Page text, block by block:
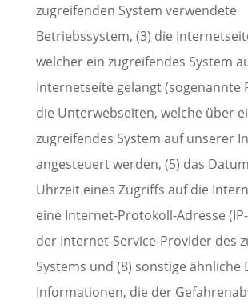
zugreifenden System verwendete
Betriebssystem, (3) die
welcher ein zugreifendes System
Internetseite gelangt (sogenannte
die Unterwebseiten, welche über
zugreifendes System auf unserer
angesteuert werden, (5) das
Uhrzeit eines Zugriffs auf die
eine Internet-Protokoll-Adresse
der Internet-Service-Provider des
Systems und (8) sonstige ähnliche
Informationen, die der